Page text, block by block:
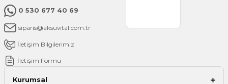
0 530 677 40 69
siparis@aksuvital.com.tr
İletişim Bilgilerimiz
İletişim Formu
Kurumsal